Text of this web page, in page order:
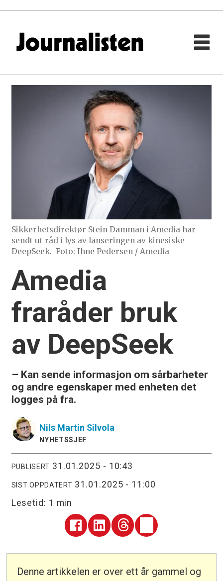
Sikkerhetsdirektør Stein Damman i Amedia har
sendt ut råd i lys av lanseringen av kinesiske
DeepSeek. Foto: Ihne Pedersen / Amedia
Amedia
fraråder bruk
av DeepSeek
– Kan sende informasjon om sårbarheter
og andre egenskaper med enheten det
logges på fra.
Nils Martin Silvola
NYHETSSJEF
PUBLISERT 31.01.2025 - 10:43
SIST OPPDATERT
31.01.2025 - 11:00
Lesetid: 1 min
Denne artikkelen er over ett år gammel og